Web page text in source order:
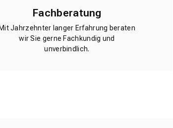
Fachberatung
Mit Jahrzehnter langer Erfahrung beraten
wir Sie gerne Fachkundig und
unverbindlich.